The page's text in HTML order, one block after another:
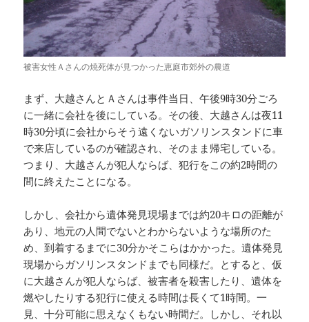
被害女性Ａさんの焼死体が見つかった恵庭市郊外の農道
まず、大越さんとＡさんは事件当日、午後9時30分ごろ
に一緒に会社を後にしている。その後、大越さんは夜11
時30分頃に会社からそう遠くないガソリンスタンドに車
で来店しているのが確認され、そのまま帰宅している。
つまり、大越さんが犯人ならば、犯行をこの約2時間の
間に終えたことになる。
しかし、会社から遺体発見現場までは約20キロの距離が
あり、地元の人間でないとわからないような場所のた
め、到着するまでに30分かそこらはかかった。遺体発見
現場からガソリンスタンドまでも同様だ。とすると、仮
に大越さんが犯人ならば、被害者を殺害したり、遺体を
燃やしたりする犯行に使える時間は長くて1時間。一
見、十分可能に思えなくもない時間だ。しかし、それ以